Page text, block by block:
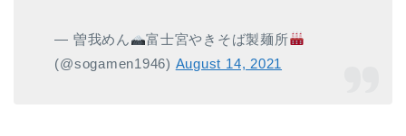
— 曽我めん
富士宮やきそば製麺所
(@sogamen1946) August 14, 2021